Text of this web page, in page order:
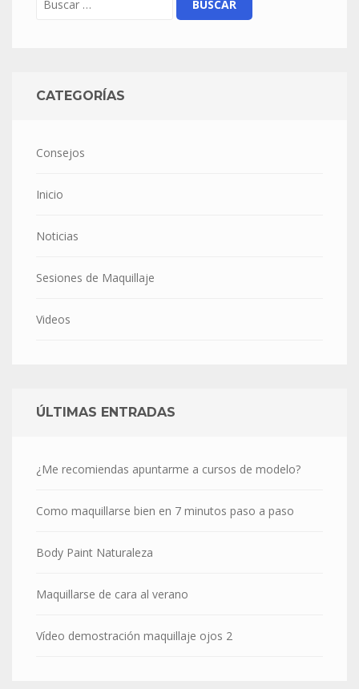
CATEGORÍAS
Consejos
Inicio
Noticias
Sesiones de Maquillaje
Videos
ÚLTIMAS ENTRADAS
¿Me recomiendas apuntarme a cursos de modelo?
Como maquillarse bien en 7 minutos paso a paso
Body Paint Naturaleza
Maquillarse de cara al verano
Vídeo demostración maquillaje ojos 2